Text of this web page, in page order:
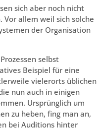
sich aber noch nicht
Vor allem weil sich solche
der Organisation
selbst
Beispiel für eine
vielerorts üblichen
nun auch in einigen
Ursprünglich um
zu heben, fing man an,
bei Auditions hinter